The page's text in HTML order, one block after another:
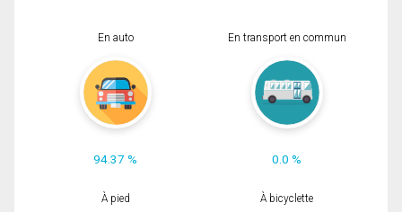
En auto
94.37 %
En transport en commun
0.0 %
À pied À bicyclette